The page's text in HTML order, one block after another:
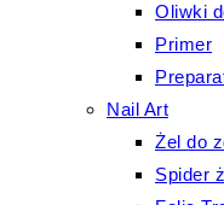
Oliwki
Primer
Nail Art
Żel do
Spider